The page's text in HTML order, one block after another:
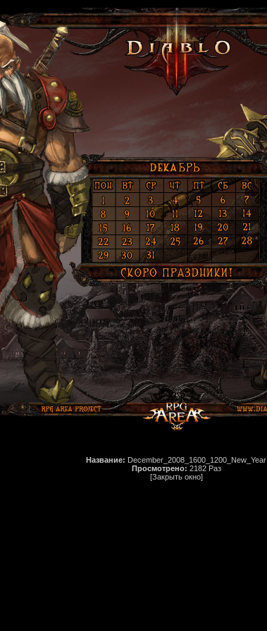
Название: December_2008_1600_1200_New_Year
Просмотрено: 2182 Раз
[Закрыть окно]